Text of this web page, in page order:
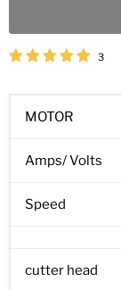
3
MOTOR
Amps/ Volts
Speed
cutter head